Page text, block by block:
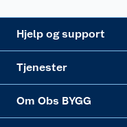
Hjelp og support
Tjenester
Om Obs BYGG